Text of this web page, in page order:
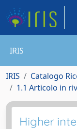
IRIS
IRIS Catalogo
1.1 Articolo in
Higher